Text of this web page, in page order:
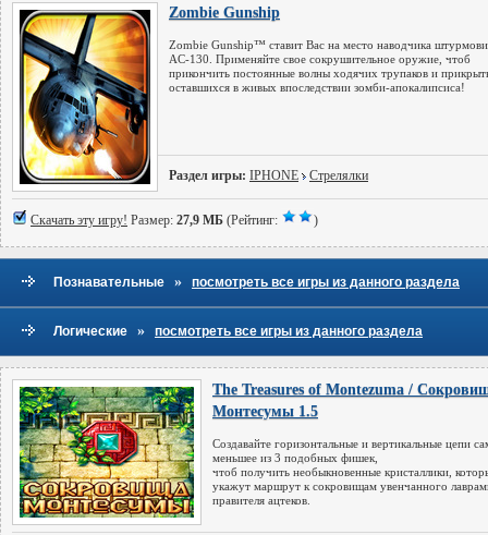
Zombie Gunship
Zombie Gunship™ ставит Вас на место наводчика
AC-130. Применяйте свое сокрушительное оружие, чтоб
прикончить постоянные волны ходячих трупаков и
оставшихся в живых впоследствии зомби-апокалипсиса!
Раздел игры: IPHONE Стрелялки
Скачать эту игру! Размер: 27,9 МБ (Рейтинг: )
Познавательные » посмотреть все игры из данного раздела
Логические » посмотреть все игры из данного раздела
The Treasures of Montezuma /
Монтесумы 1.5
Создавайте горизонтальные и вертикальные цепи
меньшее из 3 подобных фишек,
чтоб получить необыкновенные кристаллики,
укажут маршрут к сокровищам увенчанного
правителя ацтеков.